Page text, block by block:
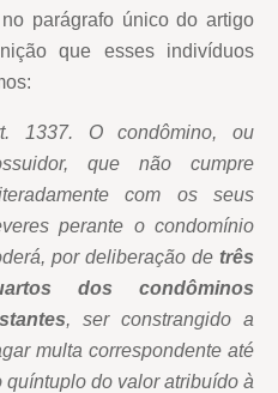
parágrafo único do artigo
que esses indivíduos
1337. O condômino, ou
que não cumpre
com os seus
perante o condomínio
por deliberação de três
dos condôminos
, ser constrangido a
multa correspondente até
quíntuplo do valor atribuído à